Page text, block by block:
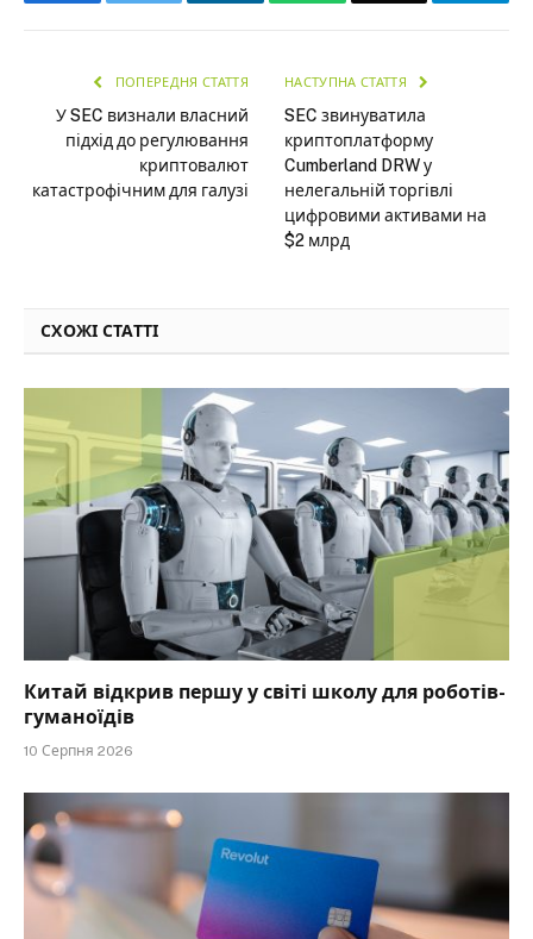
ПОПЕРЕДНЯ СТАТТЯ
У SEC визнали власний
підхід до регулювання
криптовалют
катастрофічним для галузі
НАСТУПНА СТАТТЯ
SEC звинуватила
криптоплатформу
Cumberland DRW у
нелегальній торгівлі
цифровими активами на
$2 млрд
СХОЖІ СТАТТІ
Китай відкрив першу у світі школу для роботів-
гуманоїдів
10 Серпня 2026